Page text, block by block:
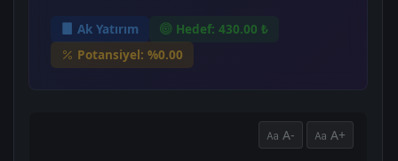
Ak Yatırım
Hedef: 430.00 ₺
Potansiyel: %0.00
A- A+